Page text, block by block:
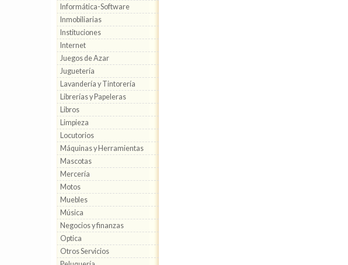
Informática-Software
Inmobiliarias
Instituciones
Internet
Juegos de Azar
Juguetería
Lavandería y Tintorería
Librerías y Papeleras
Libros
Limpieza
Locutorios
Máquinas y Herramientas
Mascotas
Mercería
Motos
Muebles
Música
Negocios y finanzas
Optica
Otros Servicios